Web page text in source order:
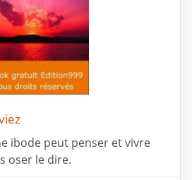
ibode peut penser et vivre
oser le dire.